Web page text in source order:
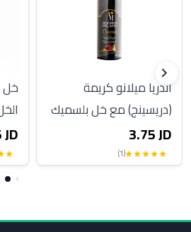
أندريا ميلانو كريمة
(دريسينج) مع خل بلسميك
مودينا 250 مل
3.75 JD
(1)
خل
الخل 1 لتر